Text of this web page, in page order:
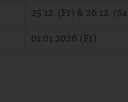
25.12. (Fr) & 26.12.
01.01.2026 (Fr)